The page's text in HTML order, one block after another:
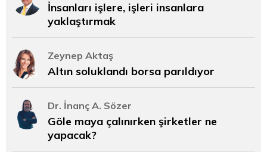
İnsanları işlere, işleri insanlara
yaklaştırmak
Zeynep Aktaş
Altın soluklandı borsa parıldıyor
Dr. İnanç A. Sözer
Göle maya çalınırken şirketler ne
yapacak?